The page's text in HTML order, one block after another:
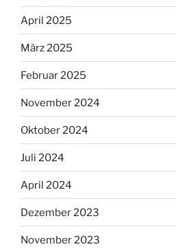
April 2025
März 2025
Februar 2025
November 2024
Oktober 2024
Juli 2024
April 2024
Dezember 2023
November 2023